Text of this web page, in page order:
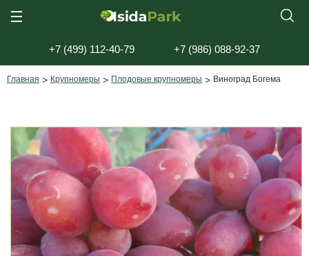
Главная > Крупномеры > Плодовые крупномеры > Виноград Богема
+7 (499) 112-40-79 +7 (986) 088-92-37